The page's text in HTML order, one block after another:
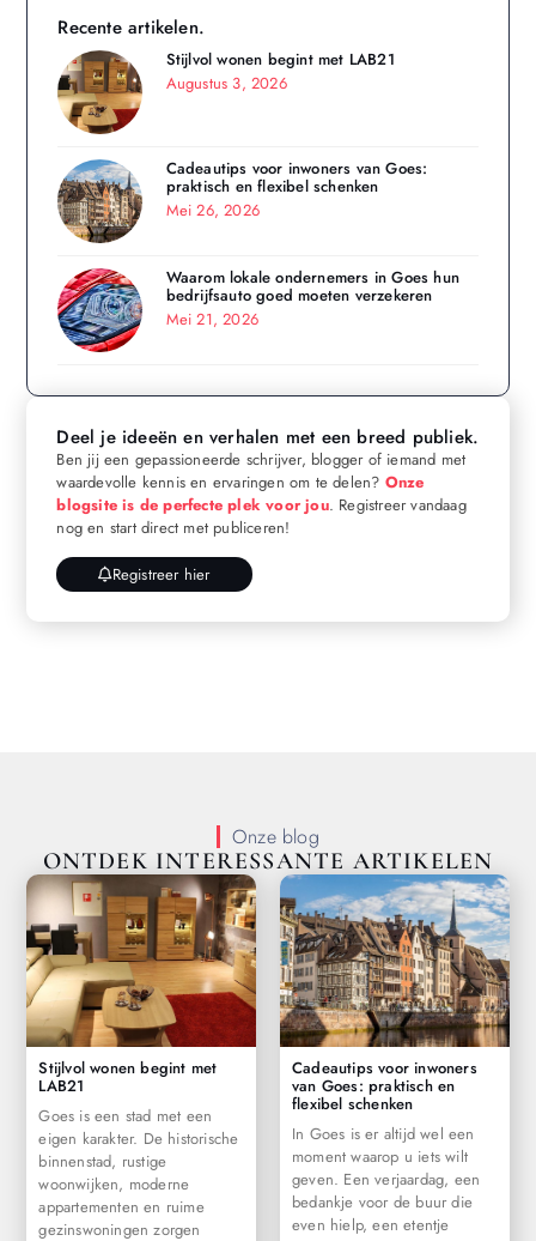
Recente artikelen.
Stijlvol wonen begint met LAB21
Augustus 3, 2026
Cadeautips voor inwoners van Goes:
praktisch en flexibel schenken
Mei 26, 2026
Waarom lokale ondernemers in Goes hun
bedrijfsauto goed moeten verzekeren
Mei 21, 2026
Deel je ideeën en verhalen met een breed publiek.
Ben jij een gepassioneerde schrijver, blogger of iemand met
waardevolle kennis en ervaringen om te delen? Onze
blogsite is de perfecte plek voor jou. Registreer vandaag
nog en start direct met publiceren!
Registreer hier
Onze blog
ONTDEK INTERESSANTE ARTIKELEN
Stijlvol wonen begint met
LAB21
Goes is een stad met een
eigen karakter. De historische
binnenstad, rustige
woonwijken, moderne
appartementen en ruime
gezinswoningen zorgen
Cadeautips voor inwoners
van Goes: praktisch en
flexibel schenken
In Goes is er altijd wel een
moment waarop u iets wilt
geven. Een verjaardag, een
bedankje voor de buur die
even hielp, een etentje